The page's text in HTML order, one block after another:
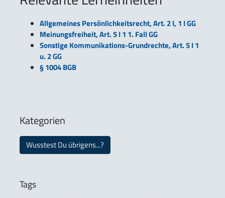
Allgemeines Persönlichkeitsrecht, Art. 2 I, 1 I GG
Meinungsfreiheit, Art. 5 I 1 1. Fall GG
Sonstige Kommunikations-Grundrechte, Art. 5 I 1
u. 2 GG
§ 1004 BGB
Kategorien
Wusstest Du übrigens...?
Tags